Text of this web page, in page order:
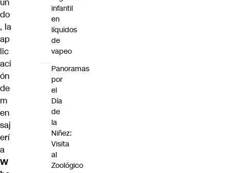
do
, la
ap
lic
aci
ón
de
m
en
saj
erí
a
W
infantil
en
líquidos
de
vapeo
Panoramas
por
el
Día
de
la
Niñez:
Visita
al
Zoológico